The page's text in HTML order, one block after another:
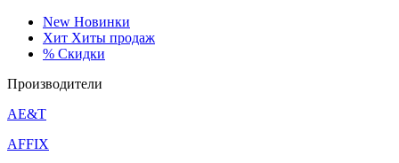
New Новинки
Хит Хиты продаж
% Скидки
Производители
AE&T
AFFIX